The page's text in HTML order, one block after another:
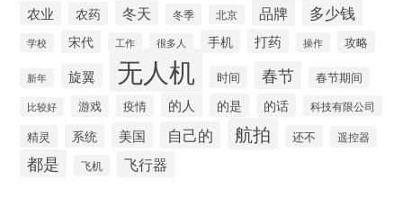
农业 农药 冬天 冬季 北京 品牌 多少钱
学校 宋代 工作 很多人 手机 打药 操作 攻略
新年 旋翼 无人机 时间 春节 春节期间
比较好 游戏 疫情 的人 的是 的话 科技有限公司
精灵 系统 美国 自己的 航拍 还不 遥控器
都是 飞机 飞行器